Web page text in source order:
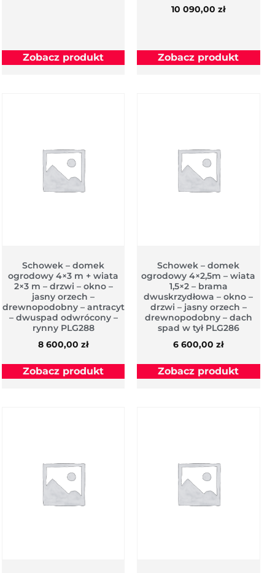
Zobacz produkt
10 090,00zł
Zobacz produkt
Schowek – domek
ogrodowy 4×3 m + wiata
2×3 m – drzwi – okno –
jasny orzech –
drewnopodobny – antracyt
– dwuspad odwrócony –
rynny PLG288
8 600,00zł
Zobacz produkt
Schowek – domek
ogrodowy 4×2,5m – wiata
1,5×2 – brama
dwuskrzydłowa – okno –
drzwi – jasny orzech –
drewnopodobny – dach
spad w tył PLG286
6 600,00zł
Zobacz produkt